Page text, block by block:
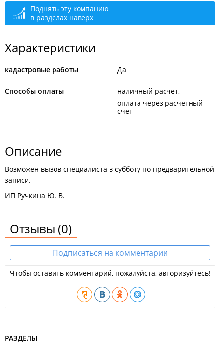
+7 914 698-14-05
сегодня закрыто
Поднять эту компанию
в разделах наверх
Характеристики
кадастровые работы Да
Способы оплаты
наличный расчёт
оплата через расчётный
счёт
Описание
Возможен вызов специалиста в субботу по предварительной
записи.
ИП Ручкина Ю. В.
Отзывы (0)
Подписаться на комментарии
Чтобы оставить комментарий, пожалуйста, авторизуйтесь!
РАЗДЕЛЫ